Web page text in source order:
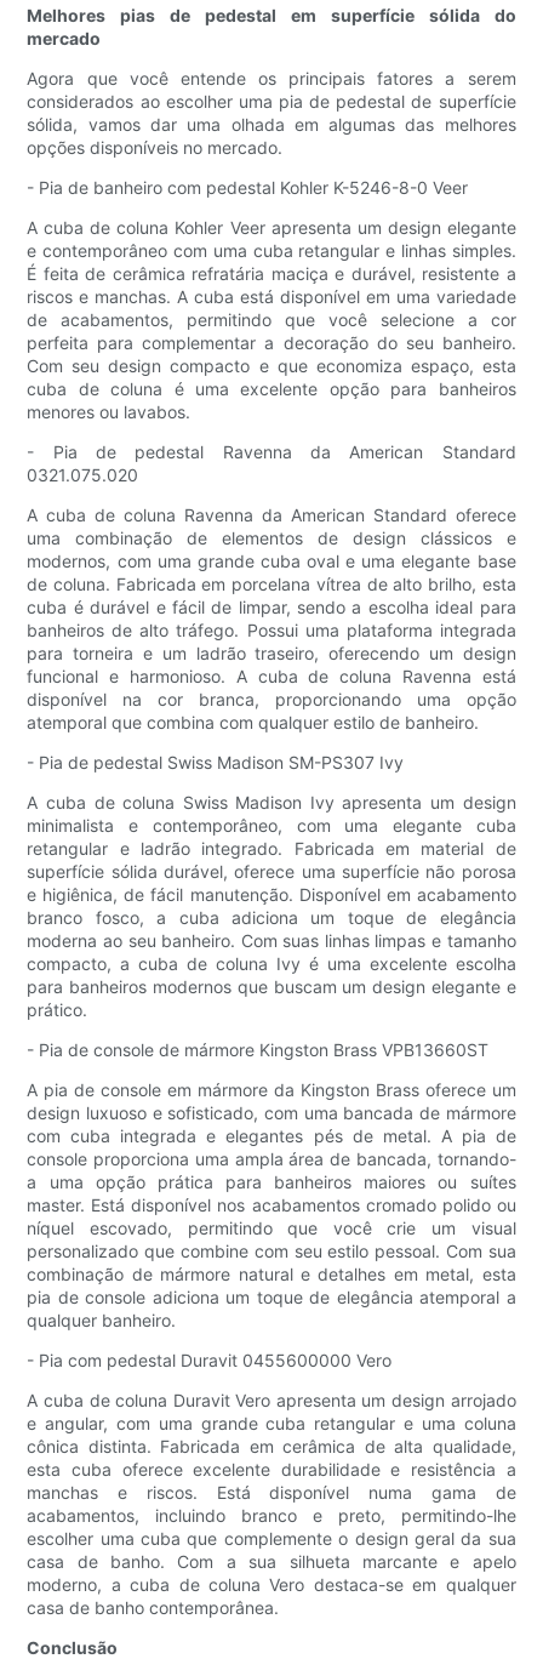
Melhores pias de pedestal em superfície sólida do
mercado
Agora que você entende os principais fatores a serem
considerados ao escolher uma pia de pedestal de superfície
sólida, vamos dar uma olhada em algumas das melhores
opções disponíveis no mercado.
- Pia de banheiro com pedestal Kohler K-5246-8-0 Veer
A cuba de coluna Kohler Veer apresenta um design elegante
e contemporâneo com uma cuba retangular e linhas simples.
É feita de cerâmica refratária maciça e durável, resistente a
riscos e manchas. A cuba está disponível em uma variedade
de acabamentos, permitindo que você selecione a cor
perfeita para complementar a decoração do seu banheiro.
Com seu design compacto e que economiza espaço, esta
cuba de coluna é uma excelente opção para banheiros
menores ou lavabos.
- Pia de pedestal Ravenna da American Standard
0321.075.020
A cuba de coluna Ravenna da American Standard oferece
uma combinação de elementos de design clássicos e
modernos, com uma grande cuba oval e uma elegante base
de coluna. Fabricada em porcelana vítrea de alto brilho, esta
cuba é durável e fácil de limpar, sendo a escolha ideal para
banheiros de alto tráfego. Possui uma plataforma integrada
para torneira e um ladrão traseiro, oferecendo um design
funcional e harmonioso. A cuba de coluna Ravenna está
disponível na cor branca, proporcionando uma opção
atemporal que combina com qualquer estilo de banheiro.
- Pia de pedestal Swiss Madison SM-PS307 Ivy
A cuba de coluna Swiss Madison Ivy apresenta um design
minimalista e contemporâneo, com uma elegante cuba
retangular e ladrão integrado. Fabricada em material de
superfície sólida durável, oferece uma superfície não porosa
e higiênica, de fácil manutenção. Disponível em acabamento
branco fosco, a cuba adiciona um toque de elegância
moderna ao seu banheiro. Com suas linhas limpas e tamanho
compacto, a cuba de coluna Ivy é uma excelente escolha
para banheiros modernos que buscam um design elegante e
prático.
- Pia de console de mármore Kingston Brass VPB13660ST
A pia de console em mármore da Kingston Brass oferece um
design luxuoso e sofisticado, com uma bancada de mármore
com cuba integrada e elegantes pés de metal. A pia de
console proporciona uma ampla área de bancada, tornando-
a uma opção prática para banheiros maiores ou suítes
master. Está disponível nos acabamentos cromado polido ou
níquel escovado, permitindo que você crie um visual
personalizado que combine com seu estilo pessoal. Com sua
combinação de mármore natural e detalhes em metal, esta
pia de console adiciona um toque de elegância atemporal a
qualquer banheiro.
- Pia com pedestal Duravit 0455600000 Vero
A cuba de coluna Duravit Vero apresenta um design arrojado
e angular, com uma grande cuba retangular e uma coluna
cônica distinta. Fabricada em cerâmica de alta qualidade,
esta cuba oferece excelente durabilidade e resistência a
manchas e riscos. Está disponível numa gama de
acabamentos, incluindo branco e preto, permitindo-lhe
escolher uma cuba que complemente o design geral da sua
casa de banho. Com a sua silhueta marcante e apelo
moderno, a cuba de coluna Vero destaca-se em qualquer
casa de banho contemporânea.
Conclusão